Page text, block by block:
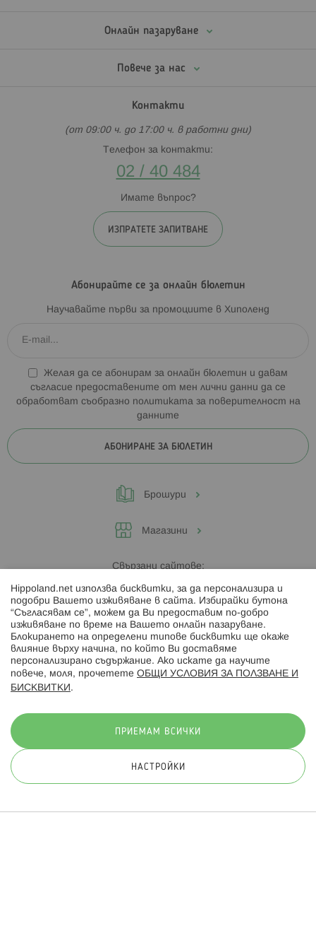
Онлайн пазаруване
Повече за нас
Контакти
(от 09:00 ч. до 17:00 ч. в работни дни)
Телефон за контакти:
02 / 40 484
Имате въпрос?
ИЗПРАТЕТЕ ЗАПИТВАНЕ
Абонирайте се за онлайн бюлетин
Научавайте първи за промоциите в Хиполенд
Желая да се абонирам за онлайн бюлетин и давам
съгласие предоставените от мен лични данни да се
обработват съобразно политиката за поверителност на
данните
АБОНИРАНЕ ЗА БЮЛЕТИН
Брошури
Магазини
Свързани сайтове:
Hippoland.ro
Последвайте ни:
© 2026 Hippoland.net. Всички права запазени
Hippoland.net използва бисквитки, за да персонализира и
подобри Вашето изживяване в сайта. Избирайки бутона
“Съгласявам се”, можем да Ви предоставим по-добро
изживяване по време на Вашето онлайн пазаруване.
Блокирането на определени типове бисквитки ще окаже
влияние върху начина, по който Ви доставяме
персонализирано съдържание. Ако искате да научите
повече, моля, прочетете ОБЩИ УСЛОВИЯ ЗА ПОЛЗВАНЕ И
БИСКВИТКИ .
ПРИЕМАМ ВСИЧКИ
НАСТРОЙКИ